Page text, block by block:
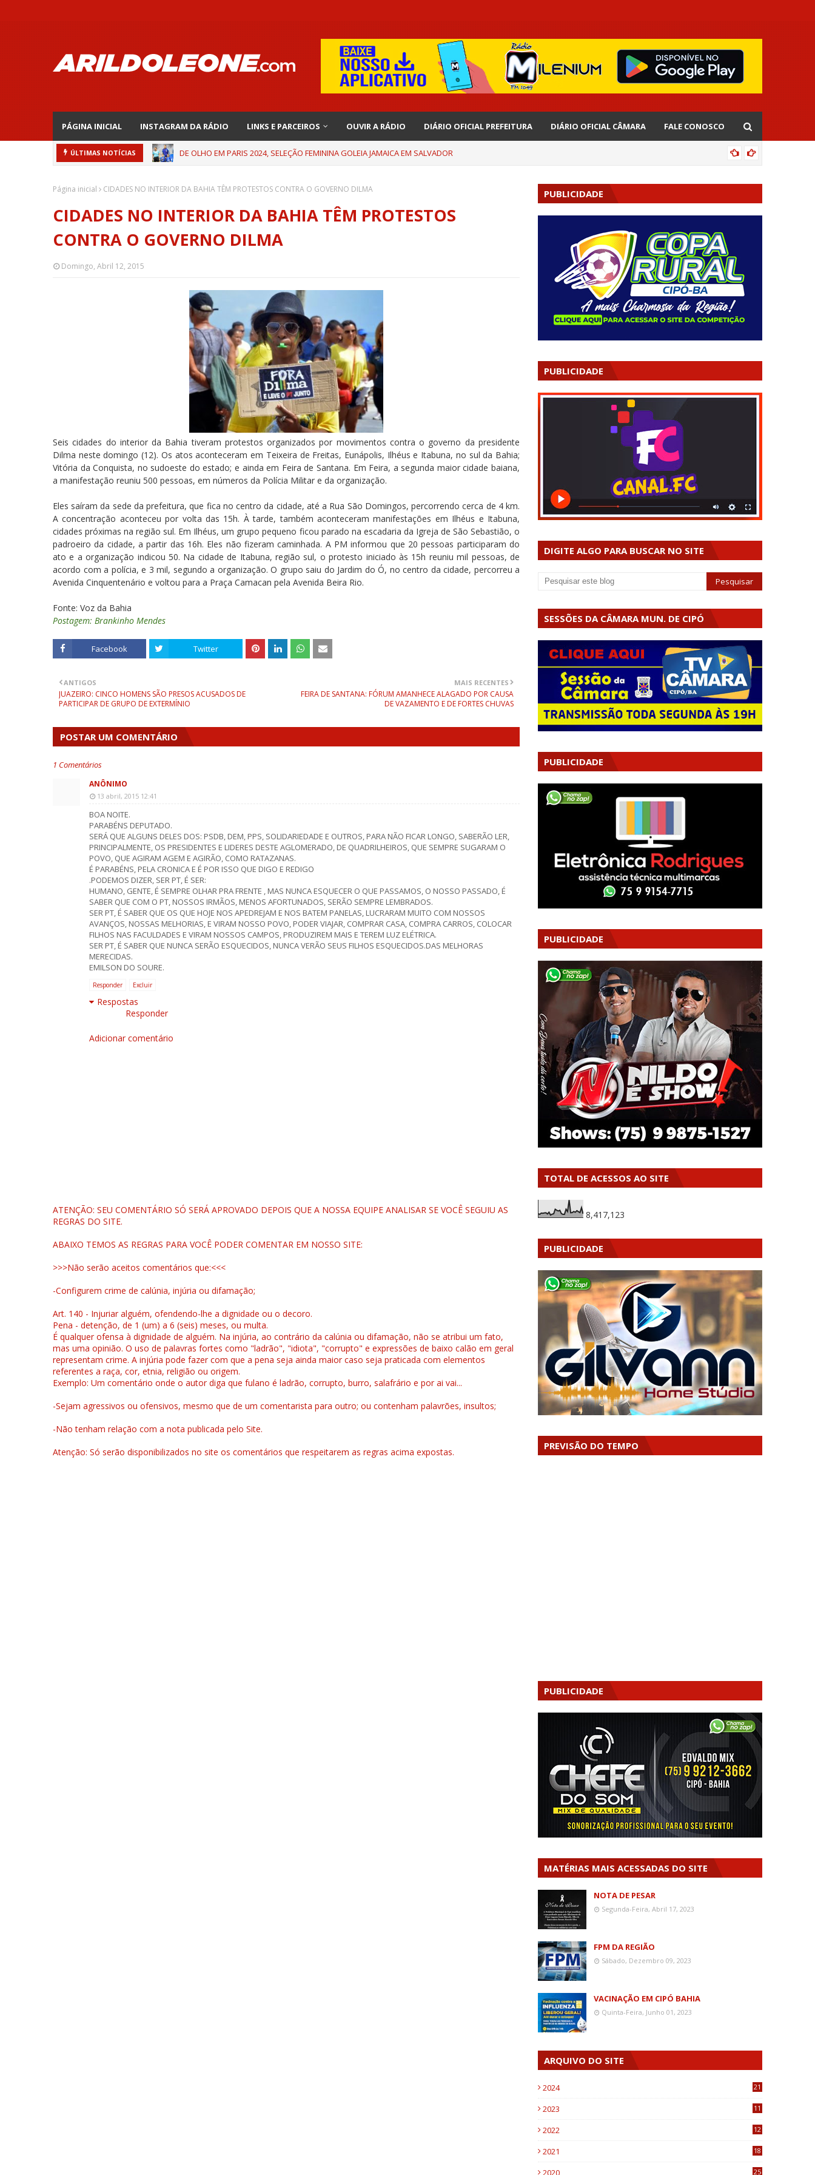
PÁGINA INICIAL INSTAGRAM DA RÁDIO LINKS E PARCEIROS OUVIR A RÁDIO DIÁRIO OFICIAL PREFEITURA DIÁRIO OFICIAL CÂMARA FALE CONOSCO
ÚLTIMAS NOTÍCIAS DE OLHO EM PARIS 2024, SELEÇÃO FEMININA GOLEIA JAMAICA EM SALVADOR
Página inicial CIDADES NO INTERIOR DA BAHIA TÊM PROTESTOS CONTRA O GOVERNO DILMA
CIDADES NO INTERIOR DA BAHIA TÊM PROTESTOS
CONTRA O GOVERNO DILMA
Domingo, Abril 12, 2015
Seis cidades do interior da Bahia tiveram protestos organizados por movimentos contra o governo da presidente
Dilma neste domingo (12). Os atos aconteceram em Teixeira de Freitas, Eunápolis, Ilhéus e Itabuna, no sul da Bahia;
Vitória da Conquista, no sudoeste do estado; e ainda em Feira de Santana. Em Feira, a segunda maior cidade baiana,
a manifestação reuniu 500 pessoas, em números da Polícia Militar e da organização.
Eles saíram da sede da prefeitura, que fica no centro da cidade, até a Rua São Domingos, percorrendo cerca de 4 km.
A concentração aconteceu por volta das 15h. À tarde, também aconteceram manifestações em Ilhéus e Itabuna,
cidades próximas na região sul. Em Ilhéus, um grupo pequeno ficou parado na escadaria da Igreja de São Sebastião, o
padroeiro da cidade, a partir das 16h. Eles não fizeram caminhada. A PM informou que 20 pessoas participaram do
ato e a organização indicou 50. Na cidade de Itabuna, região sul, o protesto iniciado às 15h reuniu mil pessoas, de
acordo com a polícia, e 3 mil, segundo a organização. O grupo saiu do Jardim do Ó, no centro da cidade, percorreu a
Avenida Cinquentenário e voltou para a Praça Camacan pela Avenida Beira Rio.
Fonte: Voz da Bahia
Postagem: Brankinho Mendes
Facebook Twitter
MAIS RECENTES
FEIRA DE SANTANA: FÓRUM AMANHECE ALAGADO POR CAUSA
DE VAZAMENTO E DE FORTES CHUVAS
ANTIGOS
JUAZEIRO: CINCO HOMENS SÃO PRESOS ACUSADOS DE
PARTICIPAR DE GRUPO DE EXTERMÍNIO
POSTAR UM COMENTÁRIO
1 Comentários
ANÔNIMO
13 abril, 2015 12:41
BOA NOITE.
PARABÉNS DEPUTADO.
SERÁ QUE ALGUNS DELES DOS: PSDB, DEM, PPS, SOLIDARIEDADE E OUTROS, PARA NÃO FICAR LONGO, SABERÃO LER,
PRINCIPALMENTE, OS PRESIDENTES E LIDERES DESTE AGLOMERADO, DE QUADRILHEIROS, QUE SEMPRE SUGARAM O
POVO, QUE AGIRAM AGEM E AGIRÃO, COMO RATAZANAS.
É PARABÉNS, PELA CRONICA E É POR ISSO QUE DIGO E REDIGO
.PODEMOS DIZER, SER PT, É SER:
HUMANO, GENTE, É SEMPRE OLHAR PRA FRENTE , MAS NUNCA ESQUECER O QUE PASSAMOS, O NOSSO PASSADO, É
SABER QUE COM O PT, NOSSOS IRMÃOS, MENOS AFORTUNADOS, SERÃO SEMPRE LEMBRADOS.
SER PT, É SABER QUE OS QUE HOJE NOS APEDREJAM E NOS BATEM PANELAS, LUCRARAM MUITO COM NOSSOS
AVANÇOS, NOSSAS MELHORIAS, E VIRAM NOSSO POVO, PODER VIAJAR, COMPRAR CASA, COMPRA CARROS, COLOCAR
FILHOS NAS FACULDADES E VIRAM NOSSOS CAMPOS, PRODUZIREM MAIS E TEREM LUZ ELÉTRICA.
SER PT, É SABER QUE NUNCA SERÃO ESQUECIDOS, NUNCA VERÃO SEUS FILHOS ESQUECIDOS.DAS MELHORAS
MERECIDAS.
EMILSON DO SOURE.
Responder Excluir
Respostas
Responder
Adicionar comentário
ATENÇÃO: SEU COMENTÁRIO SÓ SERÁ APROVADO DEPOIS QUE A NOSSA EQUIPE ANALISAR SE VOCÊ SEGUIU AS
REGRAS DO SITE.
ABAIXO TEMOS AS REGRAS PARA VOCÊ PODER COMENTAR EM NOSSO SITE:
>>>Não serão aceitos comentários que:<<<
-Configurem crime de calúnia, injúria ou difamação;
Art. 140 - Injuriar alguém, ofendendo-lhe a dignidade ou o decoro.
Pena - detenção, de 1 (um) a 6 (seis) meses, ou multa.
É qualquer ofensa à dignidade de alguém. Na injúria, ao contrário da calúnia ou difamação, não se atribui um fato,
mas uma opinião. O uso de palavras fortes como "ladrão", "idiota", "corrupto" e expressões de baixo calão em geral
representam crime. A injúria pode fazer com que a pena seja ainda maior caso seja praticada com elementos
referentes a raça, cor, etnia, religião ou origem.
Exemplo: Um comentário onde o autor diga que fulano é ladrão, corrupto, burro, salafrário e por ai vai...
-Sejam agressivos ou ofensivos, mesmo que de um comentarista para outro; ou contenham palavrões, insultos;
-Não tenham relação com a nota publicada pelo Site.
Atenção: Só serão disponibilizados no site os comentários que respeitarem as regras acima expostas.
PUBLICIDADE
PUBLICIDADE
DIGITE ALGO PARA BUSCAR NO SITE
SESSÕES DA CÂMARA MUN. DE CIPÓ
PUBLICIDADE
PUBLICIDADE
TOTAL DE ACESSOS AO SITE
8,417,123
PUBLICIDADE
PREVISÃO DO TEMPO
PUBLICIDADE
MATÉRIAS MAIS ACESSADAS DO SITE
NOTA DE PESAR
Segunda-Feira, Abril 17, 2023
FPM DA REGIÃO
Sábado, Dezembro 09, 2023
VACINAÇÃO EM CIPÓ BAHIA
Quinta-Feira, Junho 01, 2023
ARQUIVO DO SITE
2024 21
2023
11
2022
12
2021
18
2020 25